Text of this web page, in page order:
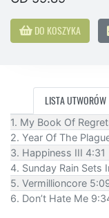
DO KOSZYKA
LISTA UTWORÓW
1. My Book Of
2. Year Of The
3. Happiness III 4:31
4. Sunday Rain Sets
5. Vermillioncore
6. Don’t Hate Me